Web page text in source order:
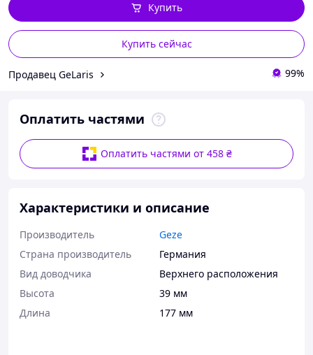
Купить сейчас
Купить
Продавец GeLaris 99%
Оплатить частями
Оплатить частями от 458 ₴
Характеристики и описание
Производитель
Geze
Страна производитель
Германия
Вид доводчика
Верхнего расположения
Высота
39 мм
Длина
177 мм